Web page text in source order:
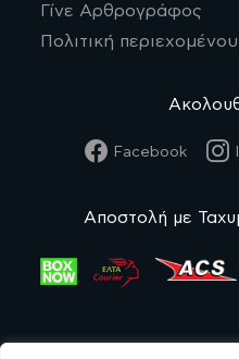
Γίνε Αρθρογράφος
Πολιτική
Facebook
Αποστολή με